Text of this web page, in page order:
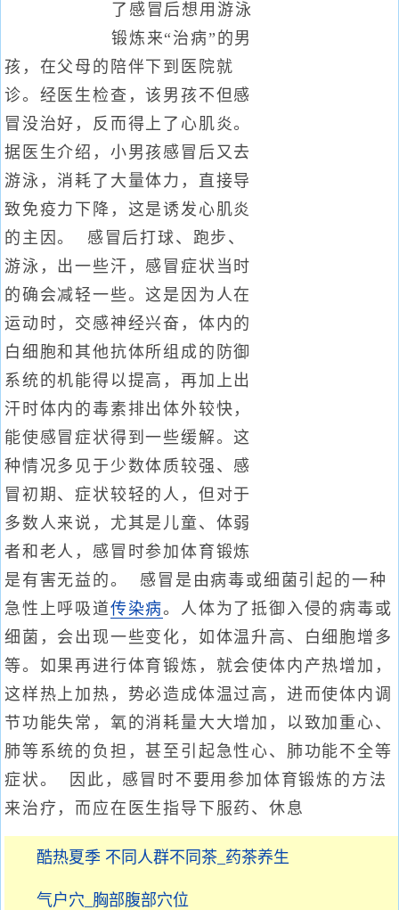
了感冒后想用游泳
锻炼来“治病”的男
孩，在父母的陪伴下到医院就
诊。经医生检查，该男孩不但感
冒没治好，反而得上了心肌炎。
据医生介绍，小男孩感冒后又去
游泳，消耗了大量体力，直接导
致免疫力下降，这是诱发心肌炎
的主因。 感冒后打球、跑步、
游泳，出一些汗，感冒症状当时
的确会减轻一些。这是因为人在
运动时，交感神经兴奋，体内的
白细胞和其他抗体所组成的防御
系统的机能得以提高，再加上出
汗时体内的毒素排出体外较快，
能使感冒症状得到一些缓解。这
种情况多见于少数体质较强、感
冒初期、症状较轻的人，但对于
多数人来说，尤其是儿童、体弱
者和老人，感冒时参加体育锻炼
是有害无益的。 感冒是由病毒或细菌引起的一种
急性上呼吸道传染病。人体为了抵御入侵的病毒或
细菌，会出现一些变化，如体温升高、白细胞增多
等。如果再进行体育锻炼，就会使体内产热增加，
这样热上加热，势必造成体温过高，进而使体内调
节功能失常，氧的消耗量大大增加，以致加重心、
肺等系统的负担，甚至引起急性心、肺功能不全等
症状。 因此，感冒时不要用参加体育锻炼的方法
来治疗，而应在医生指导下服药、休息
酷热夏季 不同人群不同茶_药茶养生
气户穴_胸部腹部穴位